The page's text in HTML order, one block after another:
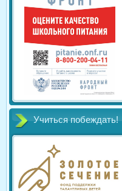
Учиться побеждать!